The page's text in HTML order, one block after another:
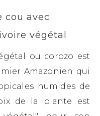
cou avec
végétal
ou corozo est
Amazonien qui
humides de
de la plante est